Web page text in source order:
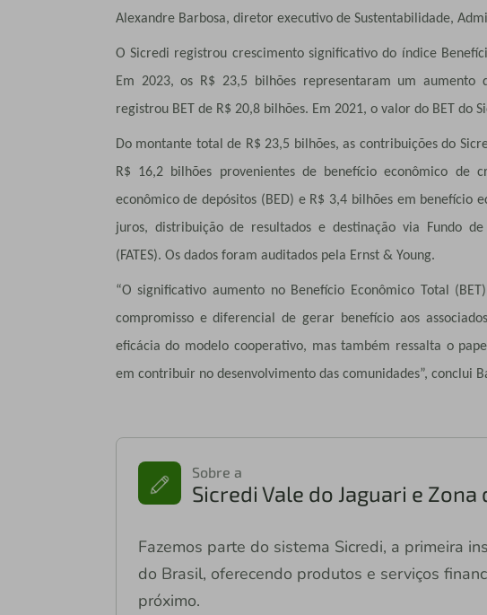
Alexandre Barbosa, diretor executivo de Sustentabilidade,
O Sicredi registrou crescimento significativo do índice
Em 2023, os R$ 23,5 bilhões representaram um
registrou BET de R$ 20,8 bilhões. Em 2021, o valor do BET do
Do montante total de R$ 23,5 bilhões, as contribuições do
R$ 16,2 bilhões provenientes de benefício econômico de
econômico de depósitos (BED) e R$ 3,4 bilhões em benefício
juros, distribuição de resultados e destinação via Fundo de
(FATES). Os dados foram auditados pela Ernst & Young.
“O significativo aumento no Benefício Econômico Total
compromisso e diferencial de gerar benefício aos
eficácia do modelo cooperativo, mas também ressalta o
em contribuir no desenvolvimento das comunidades”, conclui
Sobre a
Sicredi Vale do Jaguari e Zona
Fazemos parte do sistema Sicredi, a primeira
do Brasil, oferecendo produtos e serviços
próximo.